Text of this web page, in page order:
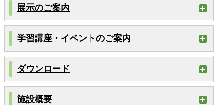
展示のご案内
学習講座・イベントのご案内
ダウンロード
施設概要